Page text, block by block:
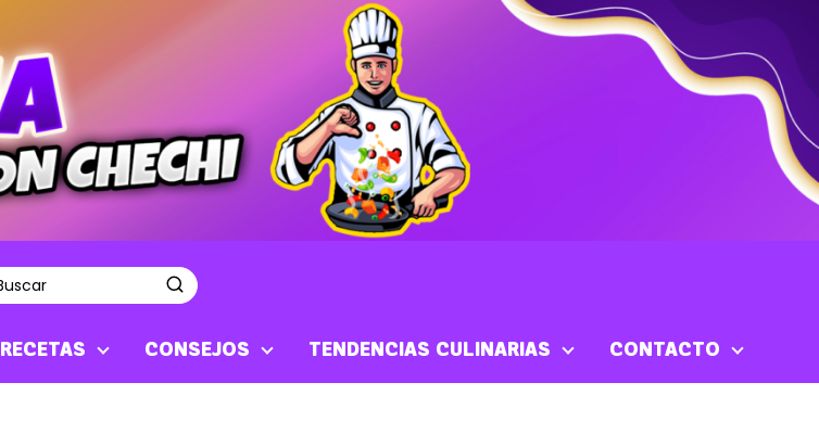
RECETAS CONSEJOS TENDENCIAS CULINARIAS CONTACTO